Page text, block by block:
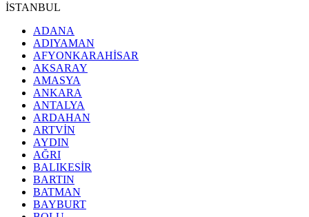
İSTANBUL
ADANA
ADIYAMAN
AFYONKARAHİSAR
AKSARAY
AMASYA
ANKARA
ANTALYA
ARDAHAN
ARTVİN
AYDIN
AĞRI
BALIKESİR
BARTIN
BATMAN
BAYBURT